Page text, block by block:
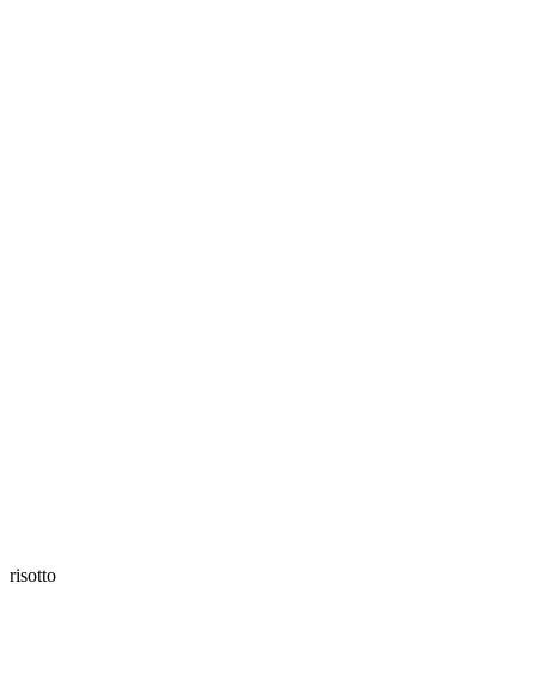
risotto